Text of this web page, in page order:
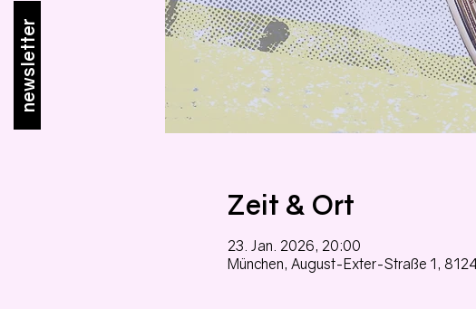
newsletter
Zeit & Ort
23. Jan. 2026, 20:00
München, August-Exter-Straße 1,